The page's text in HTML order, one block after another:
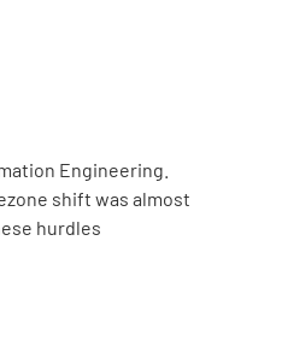
Engineering.
shift was almost
hurdles